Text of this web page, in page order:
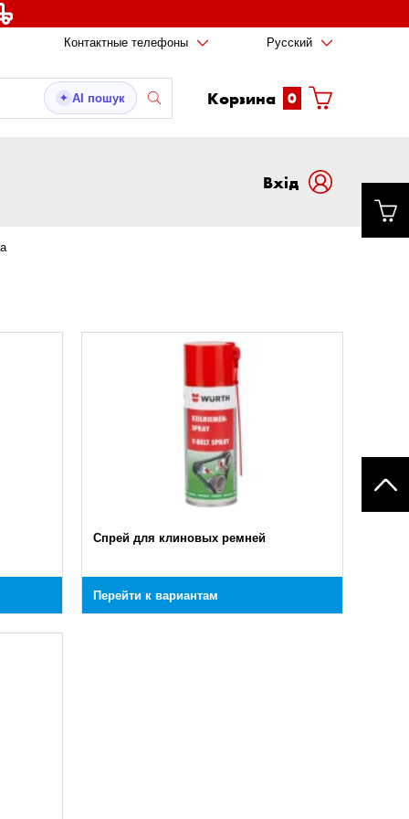
Контактные телефоны Русский
✦ AI пошук Корзина 0
Вxід
Спрей для клиновых ремней
Перейти к вариантам